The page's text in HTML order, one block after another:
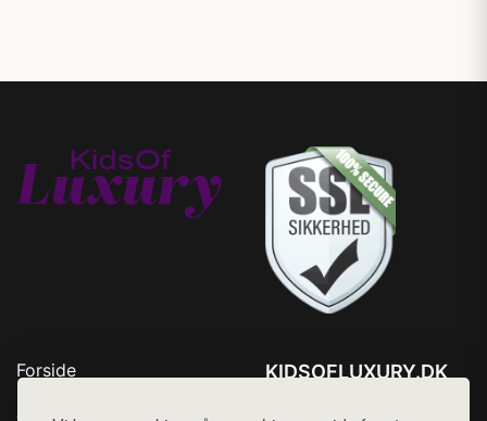
Forside
KIDSOFLUXURY.DK